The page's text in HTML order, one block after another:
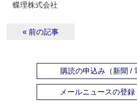
蝶理株式会社
« 前の記事
購読の申込み（新聞 /
メールニュースの登録